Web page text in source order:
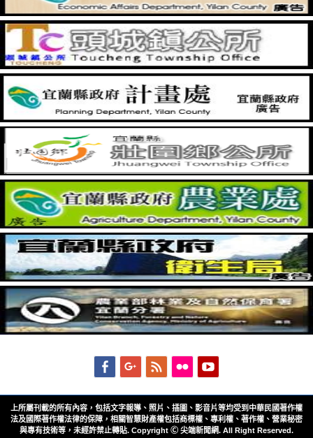
FacebookGoogleplus
Feed Flickr
上所屬刊載的所有內容，包括文字報導、照片、插圖、影音片等均受到中華民國著作權
法及國際著作權法律的保障，相關智慧財產權包括商標權、專利權、著作權、營業秘密
與專有技術等，未經許禁止轉貼. Copyright Ⓒ 尖端新聞網. All Right Reserved.